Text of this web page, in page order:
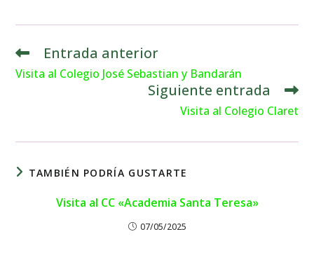
Entrada anterior
Visita al Colegio José Sebastian y Bandarán
Siguiente entrada
Visita al Colegio Claret
TAMBIÉN PODRÍA GUSTARTE
Visita al CC «Academia Santa Teresa»
07/05/2025